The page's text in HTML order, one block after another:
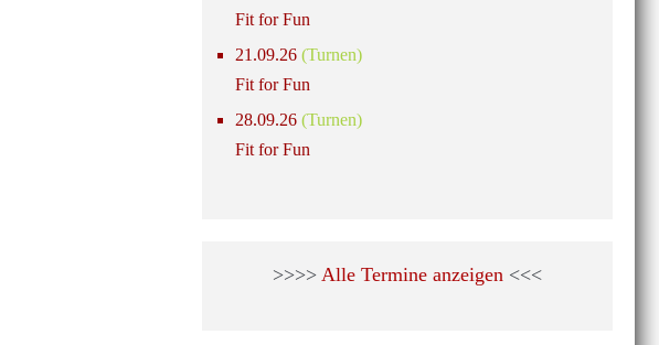
Fit for Fun
21.09.26 (Turnen)
Fit for Fun
28.09.26 (Turnen)
Fit for Fun
>>>> Alle Termine anzeigen<<<